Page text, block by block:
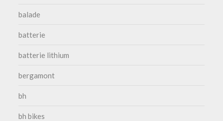
balade
batterie
batterie lithium
bergamont
bh
bh bikes